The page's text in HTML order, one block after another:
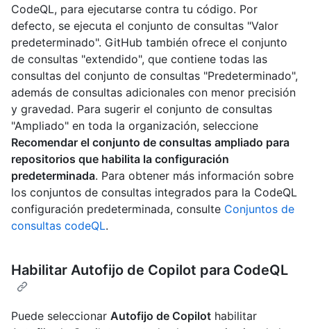
CodeQL, para ejecutarse contra tu código. Por
defecto, se ejecuta el conjunto de consultas "Valor
predeterminado". GitHub también ofrece el conjunto
de consultas "extendido", que contiene todas las
consultas del conjunto de consultas "Predeterminado",
además de consultas adicionales con menor precisión
y gravedad. Para sugerir el conjunto de consultas
"Ampliado" en toda la organización, seleccione
Recomendar el conjunto de consultas ampliado para
repositorios que habilita la configuración
predeterminada. Para obtener más información sobre
los conjuntos de consultas integrados para la CodeQL
configuración predeterminada, consulte Conjuntos de
consultas codeQL.
Habilitar Autofijo de Copilot para CodeQL
Puede seleccionar Autofijo de Copilot habilitar